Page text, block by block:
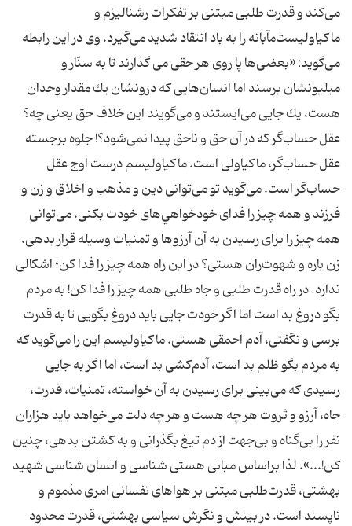
می‌کند و قدرت طلبی مبتنی بر تفکرات رشنالیزم و
ماکیاولیست‌مآبانه را به باد انتقاد شدید می‌گیرد. وی در این رابطه
می‌گوید: «بعضى‌ها پا روى هر حقى مى گذارند تا به سنّار و
ميليونشان برسند اما انسان‌هايى كه درونشان يك مقدار وجدان
هست، يك جايى مى‌ايستند و مى‌گويند اين خلاف حق يعنى چه؟
عقل حساب‌گر كه در آن حق و ناحق پيدا نمی‌شود؟! جلوه برجسته
عقل حساب‌گر، ماكياولى است. ماكياوليسم درست اوج عقل
حساب‌گر است. مى‌گويد تو مى‌توانى دين و مذهب و اخلاق و زن و
فرزند و همه چيز را فداى خودخواهي‌هاى خودت بكنى. مى‌توانى
همه چيز را براى رسيدن به آن آرزوها و تمنيات وسيله قرار بدهى.
زن باره و شهوت‌ران هستى؟ در اين راه همه چيز را فدا كن؛ اشكالى
ندارد. در راه قدرت طلبى و جاه طلبى همه چيز را فدا كن! به مردم
بگو دروغ بد است اما اگر خودت جايى بايد دروغ بگويى تا به قدرت
برسى و نگفتى، آدم احمقى هستى. ماكياوليسم اين را مى‌گويد كه
به مردم بگو ظلم بد است، آدم‌كشى بد است، اما اگر به جايى
رسيدى كه مى‌بينى براى رسيدن به آن خواسته، تمنيات، قدرت،
جاه، آرزو و ثروت هر چه هست و هر چه دلت مى‌خواهد بايد هزاران
نفر را بى‌گناه و بى‌جهت از دم تيغ بگذرانى و به كشتن بدهى، چنين
كن!...». لذا براساس مبانی هستی شناسی و انسان شناسی شهید
بهشتی، قدرت‌طلبی مبتنی بر هواهای نفسانی امری مذموم و
ناپسند است. در بینش و نگرش سیاسی بهشتی، قدرت محدود